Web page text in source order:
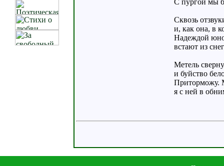
С пургой мы
Сквозь
и, как она, в
Надеждой
встают из
Метель
и буйство
Приторможу.
я с ней в